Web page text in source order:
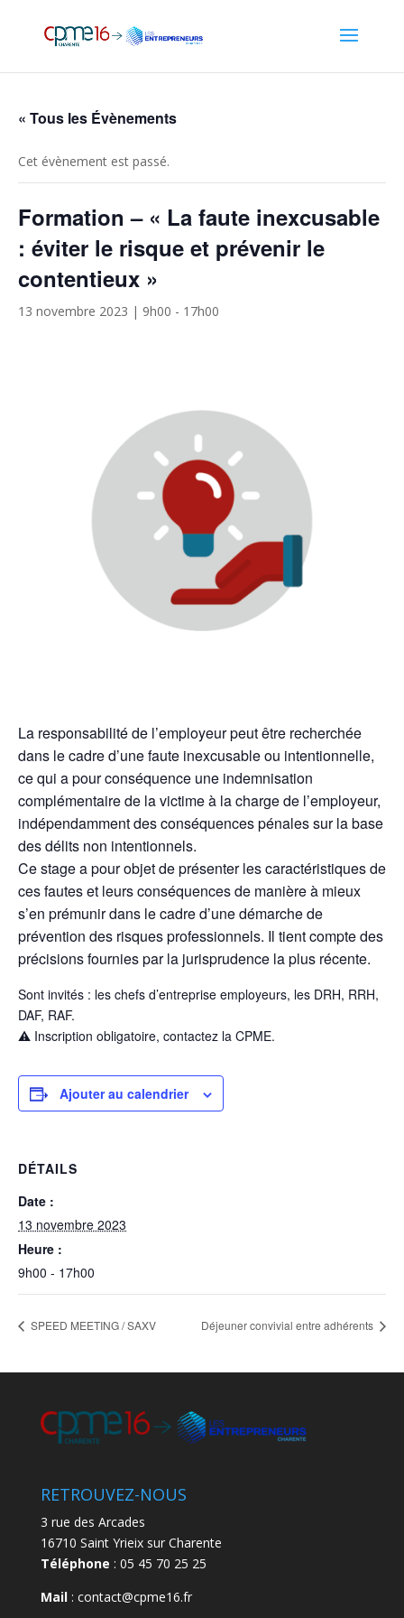
« Tous les Évènements
Cet évènement est passé.
Formation – « La faute inexcusable
: éviter le risque et prévenir le
contentieux »
13 novembre 2023 | 9h00 - 17h00
La responsabilité de l’employeur peut être recherchée
dans le cadre d’une faute inexcusable ou intentionnelle,
ce qui a pour conséquence une indemnisation
complémentaire de la victime à la charge de l’employeur,
indépendamment des conséquences pénales sur la base
des délits non intentionnels.
Ce stage a pour objet de présenter les caractéristiques de
ces fautes et leurs conséquences de manière à mieux
s’en prémunir dans le cadre d’une démarche de
prévention des risques professionnels. Il tient compte des
précisions fournies parla jurisprudence la plus récente.
Sont invités : les chefs d’entreprise employeurs, les DRH, RRH,
DAF, RAF.
⚠ Inscription obligatoire, contactez la CPME.
Ajouter au calendrier
DÉTAILS
Date :
13 novembre 2023
Heure :
9h00 - 17h00
SPEED MEETING / SAXV Déjeuner convivial entre adhérents
RETROUVEZ-NOUS
3 rue des Arcades
16710 Saint Yrieix sur Charente
Téléphone : 05 45 70 25 25
Mail: contact@cpme16.fr